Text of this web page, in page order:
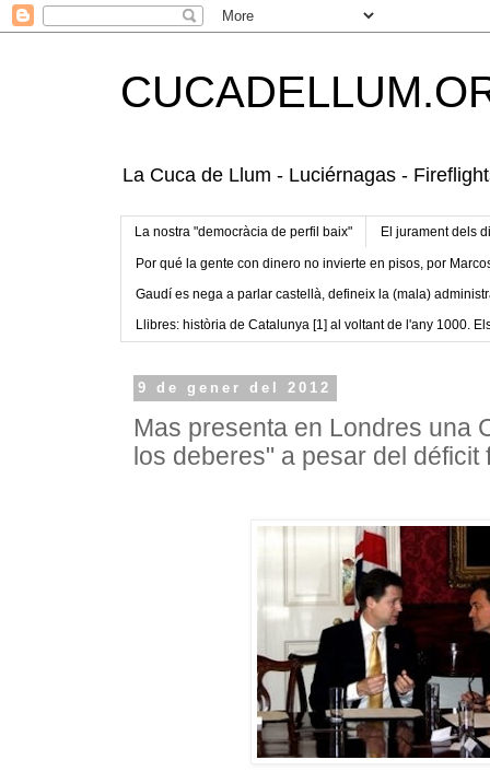
La Cuca de Llum - Luciérnagas -
La nostra "democràcia de perfil baix" El jurament dels
Por qué la gente con dinero no invierte en pisos, por
Gaudí es nega a parlar castellà, defineix la (mala)
Llibres: història de Catalunya [1] al voltant de l'any 1000.
9 de gener del 2012
Mas presenta en Londres una
los deberes" a pesar del déficit